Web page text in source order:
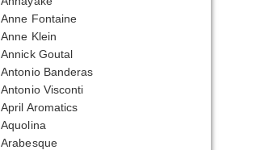
Anne Fontaine
Anne Klein
Annick Goutal
Antonio Banderas
Antonio Visconti
April Aromatics
Aquolina
Arabesque